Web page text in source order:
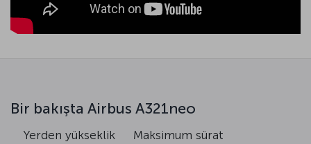
Bir bakışta Airbus A321neo
Yerden yükseklik Maksimum sürat